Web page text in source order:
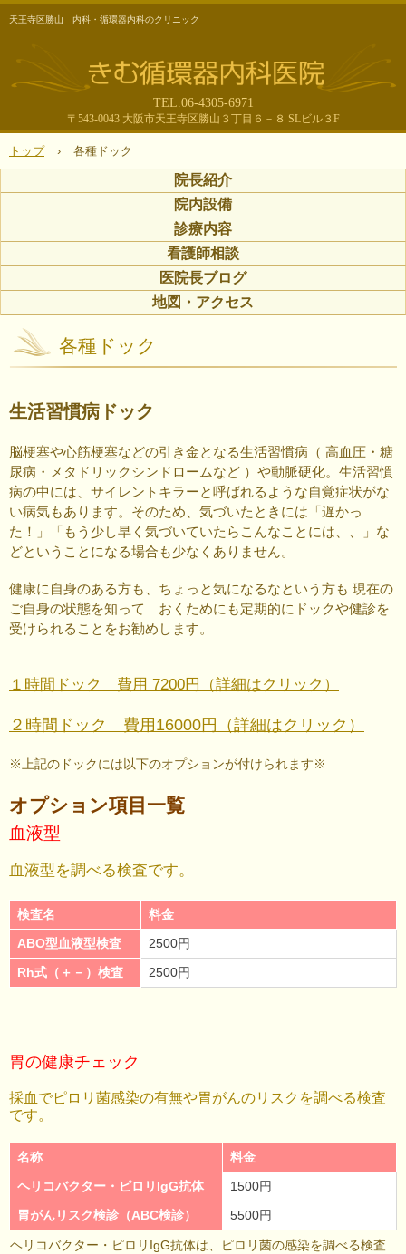
天王寺区勝山 内科・循環器内科のクリニック
TEL.06-4305-6971
〒543-0043 大阪市天王寺区勝山３丁目６－８ SLビル３F
トップ › 各種ドック
院長紹介
院内設備
診療内容
看護師相談
医院長ブログ
地図・アクセス
各種ドック
生活習慣病ドック
脳梗塞や心筋梗塞などの引き金となる生活習慣病（ 高血圧・糖
尿病・メタドリックシンドロームなど ）や動脈硬化。生活習慣
病の中には、サイレントキラーと呼ばれるような自覚症状がな
い病気もあります。そのため、気づいたときには「遅かっ
た！」「もう少し早く気づいていたらこんなことには、、」な
どということになる場合も少なくありません。
健康に自身のある方も、ちょっと気になるなという方も 現在の
ご自身の状態を知って おくためにも定期的にドックや健診を
受けられることをお勧めします。
１時間ドック 費用 7200円（詳細はクリック）
２時間ドック 費用16000円（詳細はクリック）
※上記のドックには以下のオプションが付けられます※
オプション項目一覧
血液型
血液型を調べる検査です。
検査名
料金
ABO型血液型検査
2500円
Rh式（＋－）検査
2500円
胃の健康チェック
採血でピロリ菌感染の有無や胃がんのリスクを調べる検査
です。
名称
料金
ヘリコバクター・ピロリIgG抗体
1500円
胃がんリスク検診（ABC検診）
5500円
ヘリコバクター・ピロリIgG抗体は、ピロリ菌の感染を調べる検査